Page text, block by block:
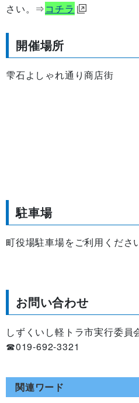
さい。⇒コチラ
開催場所
雫石よしゃれ通り商店街
駐車場
町役場駐車場をご利用くださ
お問い合わせ
しずくいし軽トラ市実行委員
☎︎019-692-3321
関連ワード